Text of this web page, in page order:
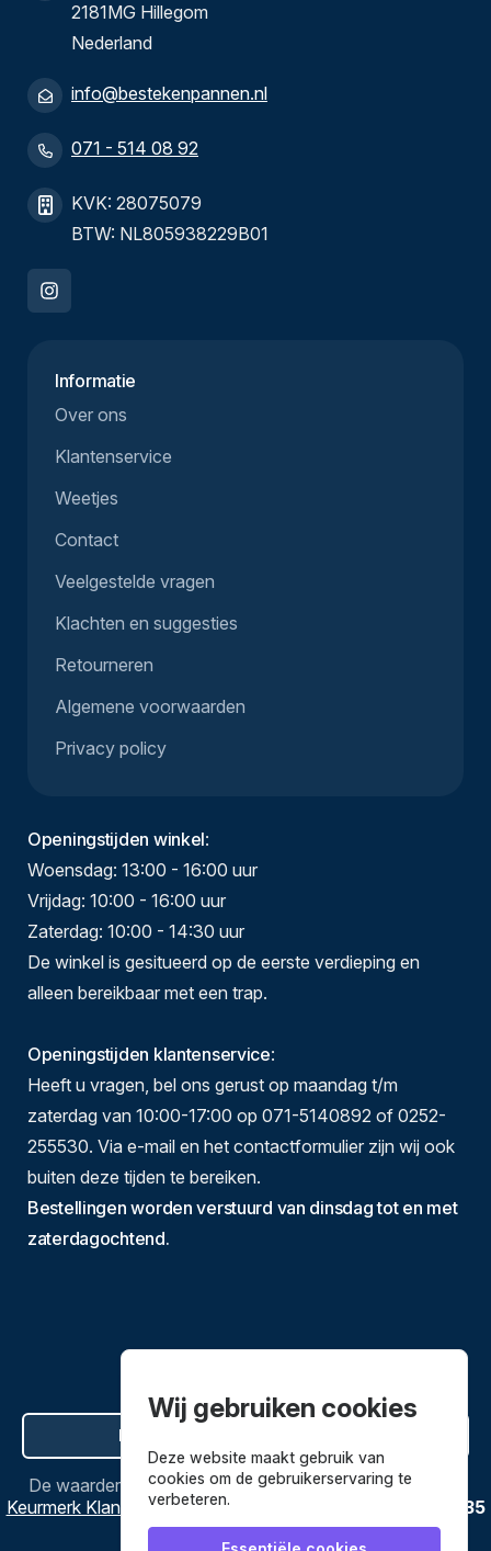
2181MG Hillegom
Nederland
info@bestekenpannen.nl
071 - 514 08 92
KVK: 28075079
BTW: NL805938229B01
Informatie
Over ons
Klantenservice
Weetjes
Contact
Veelgestelde vragen
Klachten en suggesties
Retourneren
Algemene voorwaarden
Privacy policy
Openingstijden winkel:
Woensdag: 13:00 - 16:00 uur
Vrijdag: 10:00 - 16:00 uur
Zaterdag: 10:00 - 14:30 uur
De winkel is gesitueerd op de eerste verdieping en
alleen bereikbaar met een trap.
Openingstijden klantenservice:
Heeft u vragen, bel ons gerust op maandag t/m
zaterdag van 10:00-17:00 op 071-5140892 of 0252-
255530. Via e-mail en het contactformulier zijn wij ook
buiten deze tijden te bereiken.
Bestellingen worden verstuurd van dinsdag tot en met
zaterdagochtend.
Hier de overeenkomst ontbinden
De waardering vanBestekenpannen.nlbijWebwinkel
Keurmerk Klantbeoordelingen
3635
reviews.
Wij gebruiken cookies
Deze website maakt gebruik van
cookies om de gebruikerservaring te
verbeteren.